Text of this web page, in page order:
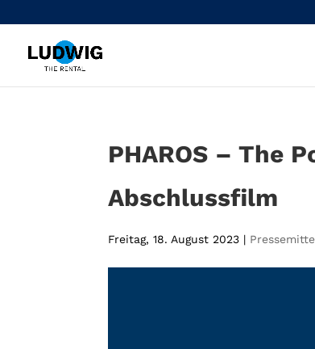
PHAROS – The
Abschlussfilm
Freitag, 18. August 2023 |